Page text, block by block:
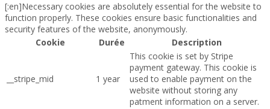
[:en]Necessary cookies are absolutely essential for the website to
function properly. These cookies ensure basic functionalities and
security features of the website, anonymously.
Cookie
Durée Description
__stripe_mid 1 year
This cookie is set by Stripe
payment gateway. This cookie is
used to enable payment on the
website without storing any
patment information on a server.